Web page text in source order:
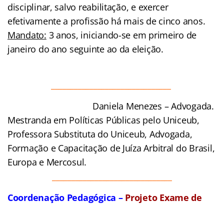
disciplinar, salvo reabilitação, e exercer
efetivamente a profissão há mais de cinco anos.
Mandato: 3 anos, iniciando-se em primeiro de
janeiro do ano seguinte ao da eleição.
Daniela Menezes – Advogada.
Mestranda em Políticas Públicas pelo Uniceub,
Professora Substituta do Uniceub, Advogada,
Formação e Capacitação de Juíza Arbitral do Brasil,
Europa e Mercosul.
Coordenação Pedagógica – Projeto Exame de